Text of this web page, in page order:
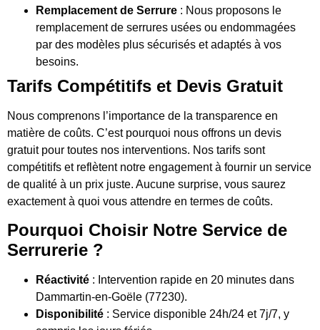
Remplacement de Serrure : Nous proposons le
remplacement de serrures usées ou endommagées
par des modèles plus sécurisés et adaptés à vos
besoins.
Tarifs Compétitifs et Devis Gratuit
Nous comprenons l’importance de la transparence en
matière de coûts. C’est pourquoi nous offrons un devis
gratuit pour toutes nos interventions. Nos tarifs sont
compétitifs et reflètent notre engagement à fournir un service
de qualité à un prix juste. Aucune surprise, vous saurez
exactement à quoi vous attendre en termes de coûts.
Pourquoi Choisir Notre Service de
Serrurerie ?
Réactivité : Intervention rapide en 20 minutes dans
Dammartin-en-Goële (77230).
Disponibilité : Service disponible 24h/24 et 7j/7, y